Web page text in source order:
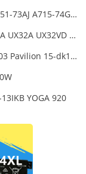
ADP-135NB B voor Acer Nitro 7 AN715-51-73AJ A715-74G-52B0 Notebook
3.42A voor ASUS Zenbook UX 21A UX31A UX32A UX32VD Series Ultrabook Models
TPN-CA13 TPN-DA11 voor HP L15879-003 Pavilion 15-dk1000
YOGA 920